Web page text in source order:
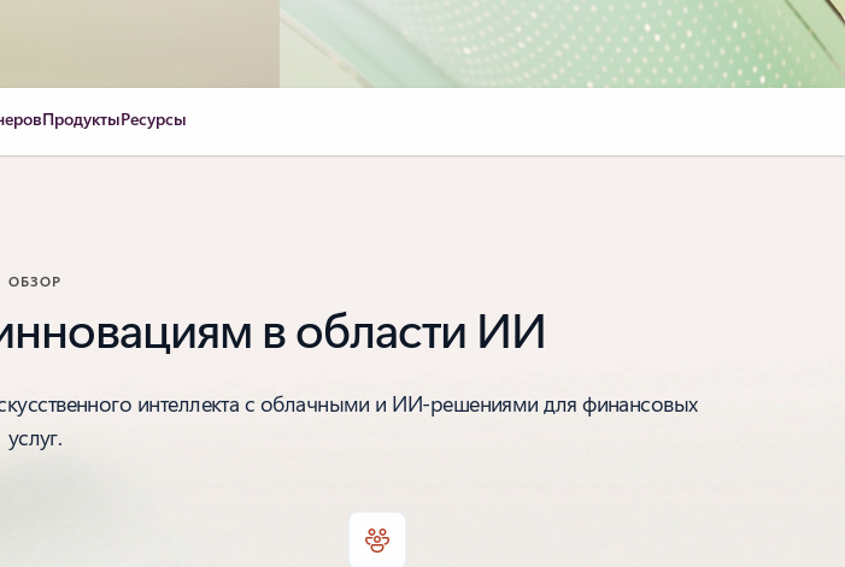
ПродуктыРесурсы
ОБЗОР
в области ИИ
интеллекта с облачными и ИИ-решениями для финансовых
услуг.